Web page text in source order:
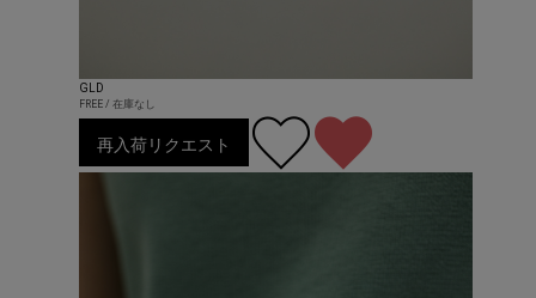
GLD
FREE / 在庫なし
再入荷リクエスト